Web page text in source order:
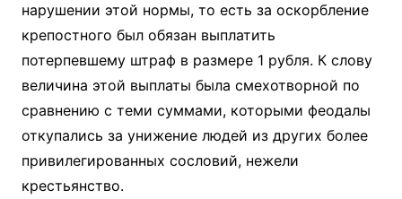
нарушении этой нормы, то есть за оскорбление
крепостного был обязан выплатить
потерпевшему штраф в размере 1 рубля. К слову
величина этой выплаты была смехотворной по
сравнению с теми суммами, которыми феодалы
откупались за унижение людей из других более
привилегированных сословий, нежели
крестьянство.